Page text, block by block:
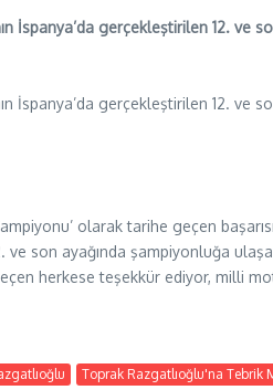
İspanya’da gerçekleştirilen 12.
İspanya’da gerçekleştirilen 12.
olarak tarihe geçen
ve son ayağında şampiyonluğa
herkese teşekkür ediyor, milli
Toprak Razgatlıoğlu'na Tebrik